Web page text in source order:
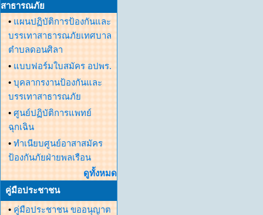
สาธารณภัย
• แผนปฏิบัติการป้องกันและ
บรรเทาสาธารณภัยเทศบาล
ตำบลดอนศิลา
• แบบฟอร์มใบสมัคร อปพร.
• บุคลากรงานป้องกันและ
บรรเทาสาธารณภัย
• ศูนย์ปฏิบัติการแพทย์
ฉุกเฉิน
• ทำเนียบศูนย์อาสาสมัคร
ป้องกันภัยฝ่ายพลเรือน
ดูทั้งหมด
คู่มือประชาชน
• คู่มือประชาชน ขออนุญาต